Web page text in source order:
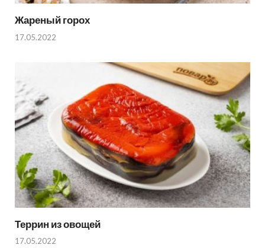
Жареный горох
17.05.2022
Террин из овощей
17.05.2022